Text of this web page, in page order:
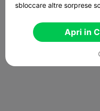
sbloccare altre sorprese
Apri in